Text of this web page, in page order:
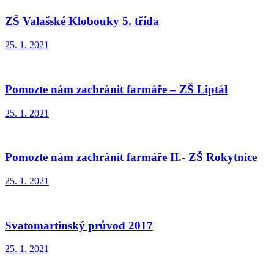
ZŠ Valašské Klobouky 5. třída
25. 1. 2021
Pomozte nám zachránit farmáře – ZŠ Liptál
25. 1. 2021
Pomozte nám zachránit farmáře II.- ZŠ Rokytnice
25. 1. 2021
Svatomartinský průvod 2017
25. 1. 2021